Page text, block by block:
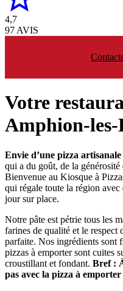
4,7
97 AVIS
Votre
Amphion-les-
Envie d’une pizza
qui a du goût, de la
Bienvenue au Kiosque à
qui régale toute la région avec
jour sur place.
Notre pâte est pétrie tous les
farines de qualité et le respect
parfaite. Nos ingrédients sont
pizzas à emporter sont cuites
croustillant et fondant. Bref :
pas avec la pizza à emporter